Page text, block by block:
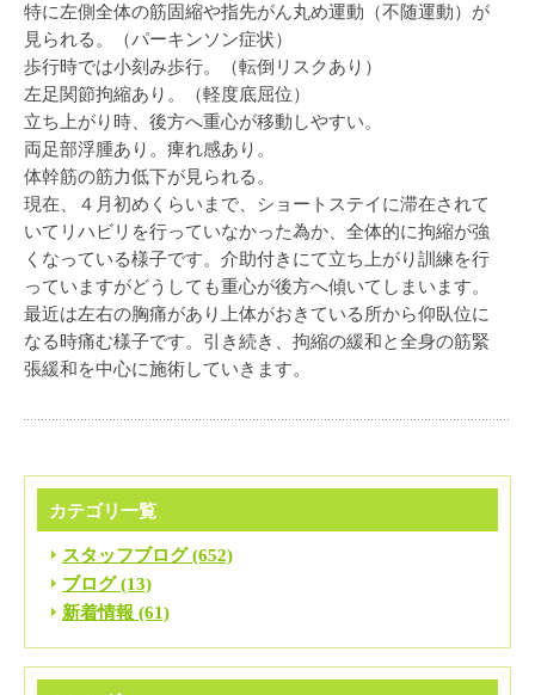
特に左側全体の筋固縮や指先がん丸め運動（不随運動）が
見られる。（パーキンソン症状）
歩行時では小刻み歩行。（転倒リスクあり）
左足関節拘縮あり。（軽度底屈位）
立ち上がり時、後方へ重心が移動しやすい。
両足部浮腫あり。痺れ感あり。
体幹筋の筋力低下が見られる。
現在、４月初めくらいまで、ショートステイに滞在されて
いてリハビリを行っていなかった為か、全体的に拘縮が強
くなっている様子です。介助付きにて立ち上がり訓練を行
っていますがどうしても重心が後方へ傾いてしまいます。
最近は左右の胸痛があり上体がおきている所から仰臥位に
なる時痛む様子です。引き続き、拘縮の緩和と全身の筋緊
張緩和を中心に施術していきます。
カテゴリ一覧
スタッフブログ (652)
ブログ (13)
新着情報 (61)